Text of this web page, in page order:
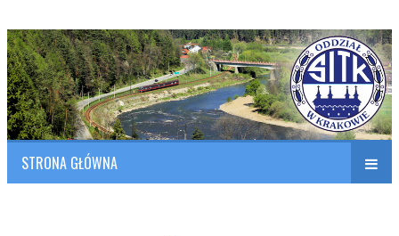
SITK RP Oddział w KRAKOWIE
Polish Association of Engineers & Technicians of Transportation
STRONA GŁÓWNA